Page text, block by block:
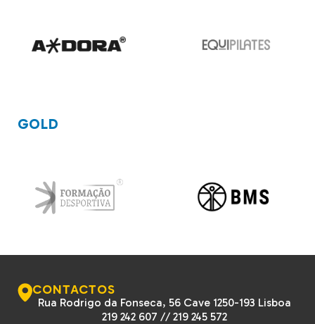
GOLD
CONTACTOS
Rua Rodrigo da Fonseca, 56 Cave 1250-193 Lisboa
219 242 607 //219 245 572